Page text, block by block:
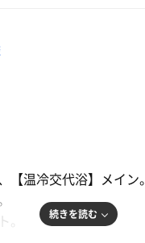
のが救い
温冷交代浴】メイン。
続きを読む